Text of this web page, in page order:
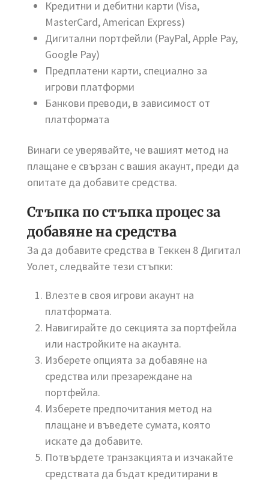
Кредитни и дебитни карти (Visa,
MasterCard, American Express)
Дигитални портфейли (PayPal, Apple Pay,
Google Pay)
Предплатени карти, специално за
игрови платформи
Банкови преводи, в зависимост от
платформата
Винаги се уверявайте, че вашият метод на
плащане е свързан с вашия акаунт, преди да
опитате да добавите средства.
Стъпка по стъпка процес за
добавяне на средства
За да добавите средства в Теккен 8 Дигитал
Уолет, следвайте тези стъпки:
Влезте в своя игрови акаунт на
платформата.
Навигирайте до секцията за портфейла
или настройките на акаунта.
Изберете опцията за добавяне на
средства или презареждане на
портфейла.
Изберете предпочитания метод на
плащане и въведете сумата, която
искате да добавите.
Потвърдете транзакцията и изчакайте
средствата да бъдат кредитирани в